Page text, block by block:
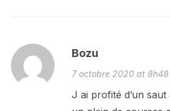
Bozu
7 octobre 2020 at 8h48
J ai profité d’un